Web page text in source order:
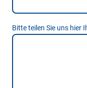
Bitte teilen Sie uns hier